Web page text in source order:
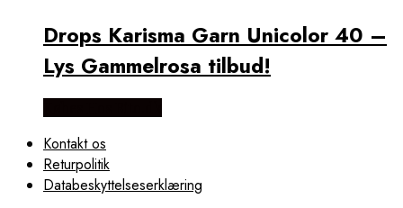
Drops Karisma Garn Unicolor 40 –
Lys Gammelrosa tilbud!
Kontakt os
Returpolitik
Databeskyttelseserklæring